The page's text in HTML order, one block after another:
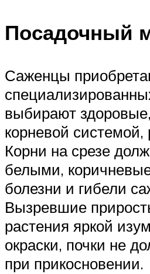
Посадочный
Саженцы
выбирают
корневой системой,
Корни на срезе
белыми,
болезни и гибели
Вызревшие
растения яркой
окраски, почки не
при прикосновении.